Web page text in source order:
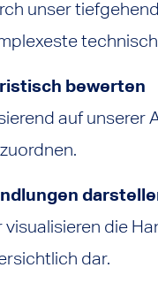
unser
bewerten
auf unserer
visualisieren die
dar.